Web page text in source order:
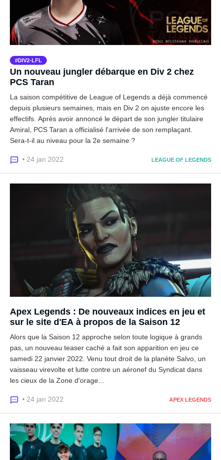
DIV2-LFL
Un nouveau jungler débarque en Div 2 chez
PCS Taran
La saison compétitive de League of Legends a déjà commencé
depuis plusieurs semaines, mais en Div 2 on ajuste encore les
effectifs. Après avoir annoncé le départ de son jungler titulaire
Amiral, PCS Taran a officialisé l'arrivée de son remplaçant.
Sera-t-il au niveau pour la 2e semaine ?
• 24 jan 2022 LEAGUE OF LEGENDS
Apex Legends : De nouveaux indices en jeu et
sur le site d'EA à propos de la Saison 12
Alors que la Saison 12 approche selon toute logique à grands
pas, un nouveau teaser caché a fait son apparition en jeu ce
samedi 22 janvier 2022. Venu tout droit de la planète Salvo, un
vaisseau virevolte et lutte contre un aéronef du Syndicat dans
les cieux de la Zone d'orage...
• 24 jan 2022 APEX LEGENDS